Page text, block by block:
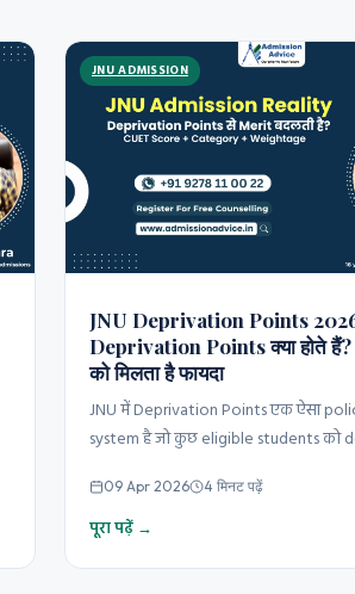
JNU ADMISSION
JNU Deprivation Points
Deprivation Points क्या होते हैं?
को मिलता है फायदा
JNU में Deprivation Points एक ऐसा
system है जो कुछ eligible students को
09 Apr 2026 4 मिनट पढ़ें
पूरा पढ़ें →